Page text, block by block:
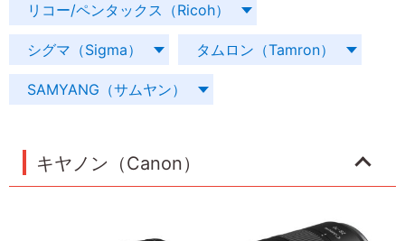
リコー/ペンタックス（Ricoh）
シグマ（Sigma） タムロン（Tamron）
SAMYANG（サムヤン）
キヤノン（Canon）